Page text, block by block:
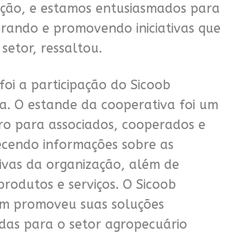
e estamos entusiasmados para
e promovendo iniciativas que
setor, ressaltou.
a participação do Sicoob
O estande da cooperativa foi um
para associados, cooperados e
informações sobre as
da organização, além de
e serviços. O Sicoob
promoveu suas soluções
para o setor agropecuário